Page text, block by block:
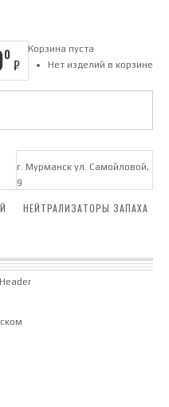
0
₽
Корзина пуста
Нет изделий в корзине
г. Мурманск ул. Самойловой,
9
НЕЙТРАЛИЗАТОРЫ ЗАПАХА